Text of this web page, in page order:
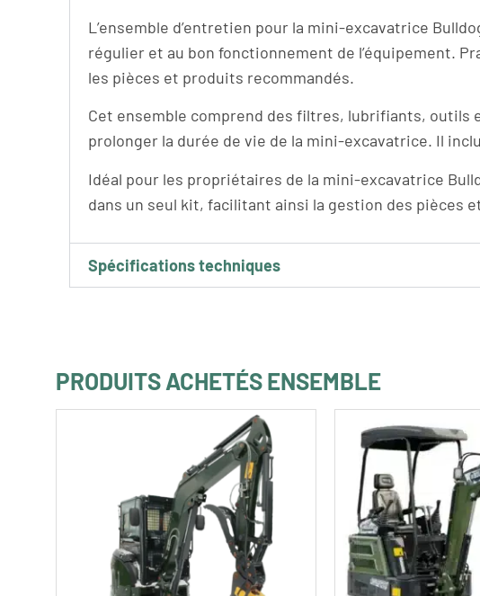
L’ensemble d’entretien pour la mini-excavatrice
régulier et au bon fonctionnement de l’équipement.
les pièces et produits recommandés.
Cet ensemble comprend des filtres, lubrifiants, outils
prolonger la durée de vie de la mini-excavatrice. Il
Idéal pour les propriétaires de la mini-excavatrice
dans un seul kit, facilitant ainsi la gestion des pièces
Spécifications techniques
PRODUITS ACHETÉS ENSEMBLE